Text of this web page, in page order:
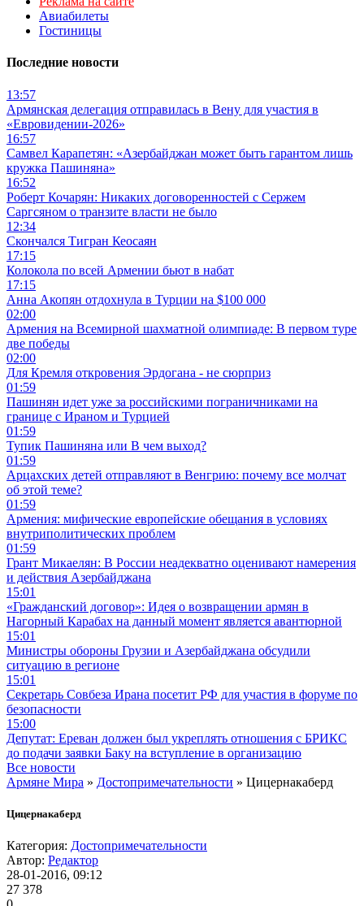
Авиабилеты
Гостиницы
Последние новости
13:57
Армянская делегация отправилась в Вену для участия в
«Евровидении-2026»
16:57
Самвел Карапетян: «Азербайджан может быть гарантом лишь
кружка Пашиняна»
16:52
Роберт Кочарян: Никаких договоренностей с Сержем
Саргсяном о транзите власти не было
12:34
Скончался Тигран Кеосаян
17:15
Колокола по всей Армении бьют в набат
17:15
Анна Акопян отдохнула в Турции на $100 000
02:00
Армения на Всемирной шахматной олимпиаде: В первом туре
две победы
02:00
Для Кремля откровения Эрдогана - не сюрприз
01:59
Пашинян идет уже за российскими пограничниками на
границе с Ираном и Турцией
01:59
Тупик Пашиняна или В чем выход?
01:59
Арцахских детей отправляют в Венгрию: почему все молчат
об этой теме?
01:59
Армения: мифические европейские обещания в условиях
внутриполитических проблем
01:59
Грант Микаелян: В России неадекватно оценивают намерения
и действия Азербайджана
15:01
«Гражданский договор»: Идея о возвращении армян в
Нагорный Карабах на данный момент является авантюрной
15:01
Министры обороны Грузии и Азербайджана обсудили
ситуацию в регионе
15:01
Секретарь Совбеза Ирана посетит РФ для участия в форуме по
безопасности
15:00
Депутат: Ереван должен был укреплять отношения с БРИКС
до подачи заявки Баку на вступление в организацию
Все новости
Армяне Мира » Достопримечательности » Цицернакаберд
Цицернакаберд
Категория: Достопримечательности
Автор: Редактор
28-01-2016, 09:12
27 378